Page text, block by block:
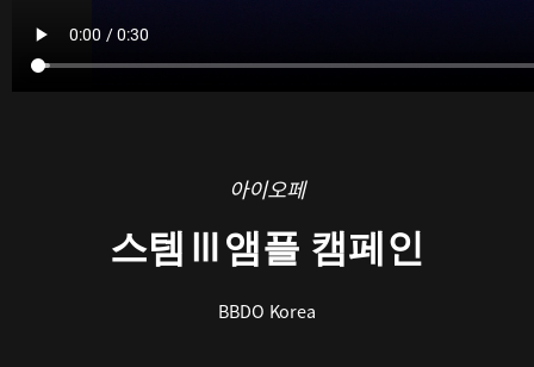
아이오페
스템Ⅲ앰플 캠페인
BBDO Korea